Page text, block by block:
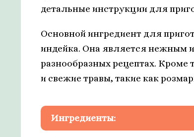
детальные инструкции для
Основной ингредиент для
индейка. Она является нежным
разнообразных рецептах. Кроме
и свежие травы, такие как
Ингредиенты: